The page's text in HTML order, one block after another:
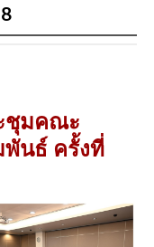
ชุมคณะ
นธ์ ครั้งที่